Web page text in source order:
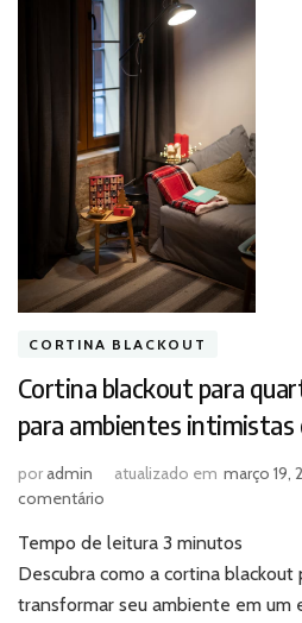
CORTINA BLACKOUT
Cortina blackout para
para ambientes
poradmin atualizado em março 19,
comentário
blackout
para
quarto:
Tempo de leitura 3 minutos
Descubra como a cortina blackout
transformar seu ambiente em um